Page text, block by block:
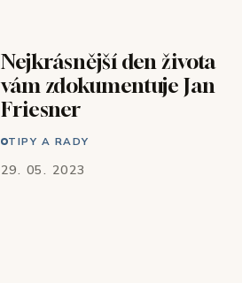
Nejkrásnější den života
vám zdokumentuje Jan
Friesner
TIPY A RADY
29. 05. 2023